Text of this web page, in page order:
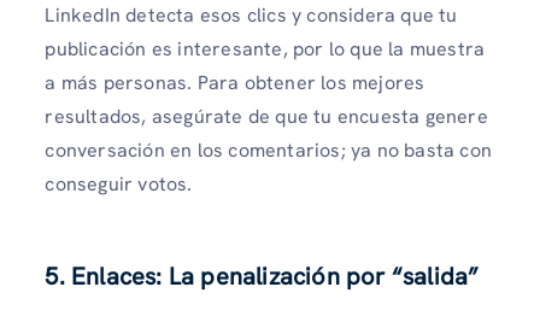
LinkedIn detecta esos clics y considera que tu
publicación es interesante, por lo que la muestra
a más personas. Para obtener los mejores
resultados, asegúrate de que tu encuesta genere
conversación en los comentarios; ya no basta con
conseguir votos.
5. Enlaces: La penalización por “salida”